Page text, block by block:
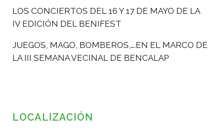
LOS CONCIERTOS DEL 16 Y 17 DE MAYO DE LA
IV EDICIÓN DEL BENIFEST
JUEGOS, MAGO, BOMBEROS,….EN EL MARCO DE
LA III SEMANA VECINAL DE BENCALAP
LOCALIZACIÓN